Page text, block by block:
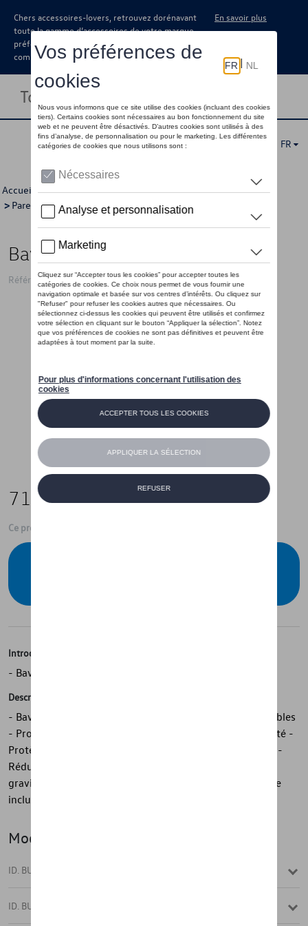
Chers accessoires-lovers, retrouvez dorénavant
toute la gamme d’accessoires de votre marque
préférée sous forme de catalogue à
commander auprès de votre concessionaire.
En savoir plus
Toggle navigation
FR
Accueil >Catalogue Volkswagen >Confort et protection
> Pare-boue > Détail
Bavette garde-boue, De face
Référence: 1T3075111
71,00 €
Ce produit n'est actuellement pas de stock
Introduction
- Bavettes avant Volkswagen d'origine
Description
- Bavettes avant Volkswagen d'origine - Durables - Durables
- Protègent contre les rayures - Protègent contre la saleté -
Protègent le soubassement, les bas de caisse et la porte -
Réduisent les éclaboussures - Minimisent l'impact des
gravillons - 1 jeu = 2 pièces, avant - Matériel de montage
inclus
Modèle(s)
ID. BUZZ
ID. BUZZ CARGO